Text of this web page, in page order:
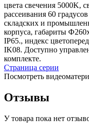
цвета свечения 5000K,
рассеивания 60
складских и
корпуса, габариты
IP65., индекс
IK08. Доступно
комплекте.
Страница серии
Посмотреть
Отзывы
У товара пока нет